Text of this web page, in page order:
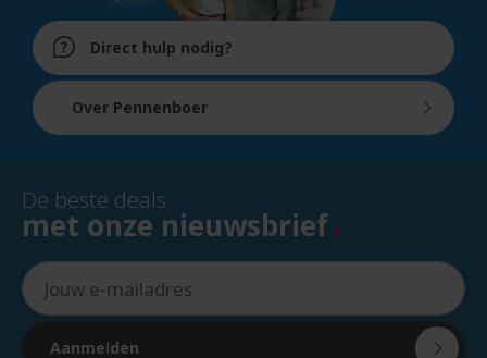
Direct hulp nodig?
Over Pennenboer
De beste deals
met onze nieuwsbrief
Aanmelden